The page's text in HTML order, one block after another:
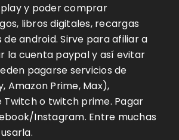
y poder comprar
libros digitales, recargas
android. Sirve para afiliar a
la cuenta paypal y así evitar
pagarse servicios de
Amazon Prime, Max),
Twitch o twitch prime. Pagar
Instagram. Entre muchas